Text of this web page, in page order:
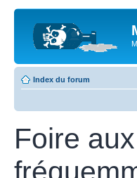
Index du forum
Foire